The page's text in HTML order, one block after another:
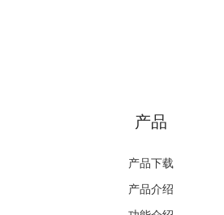
产品
产品下载
产品介绍